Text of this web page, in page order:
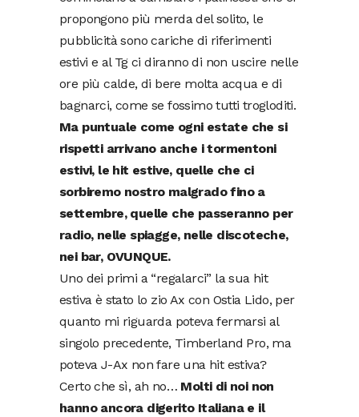
propongono più merda del solito, le
pubblicità sono cariche di riferimenti
estivi e al Tg ci diranno di non uscire nelle
ore più calde, di bere molta acqua e di
bagnarci, come se fossimo tutti trogloditi.
Ma puntuale come ogni estate che si
rispetti arrivano anche i tormentoni
estivi, le hit estive, quelle che ci
sorbiremo nostro malgrado fino a
settembre, quelle che passeranno per
radio, nelle spiagge, nelle discoteche,
nei bar, OVUNQUE.
Uno dei primi a “regalarci” la sua hit
estiva è stato lo zio Ax con Ostia Lido, per
quanto mi riguarda poteva fermarsi al
singolo precedente, Timberland Pro, ma
poteva J-Ax non fare una hit estiva?
Certo che sì, ah no… Molti di noi non
hanno ancora digerito Italiana e il